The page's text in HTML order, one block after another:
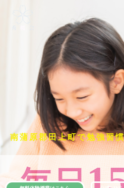
南蒲原郡田上町で勉強習